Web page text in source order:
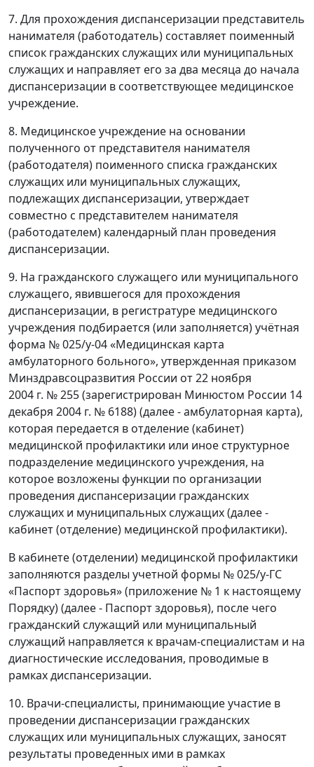
7. Для прохождения диспансеризации представитель
нанимателя (работодатель) составляет поименный
список гражданских служащих или муниципальных
служащих и направляет его за два месяца до начала
диспансеризации в соответствующее медицинское
учреждение.
8. Медицинское учреждение на основании
полученного от представителя нанимателя
(работодателя) поименного списка гражданских
служащих или муниципальных служащих,
подлежащих диспансеризации, утверждает
совместно с представителем нанимателя
(работодателем) календарный план проведения
диспансеризации.
9. На гражданского служащего или муниципального
служащего, явившегося для прохождения
диспансеризации, в регистратуре медицинского
учреждения подбирается (или заполняется) учётная
форма № 025/у-04 «Медицинская карта
амбулаторного больного», утвержденная приказом
Минздравсоцразвития России от 22 ноября
2004 г. № 255 (зарегистрирован Минюстом России 14
декабря 2004 г. № 6188) (далее - амбулаторная карта),
которая передается в отделение (кабинет)
медицинской профилактики или иное структурное
подразделение медицинского учреждения, на
которое возложены функции по организации
проведения диспансеризации гражданских
служащих и муниципальных служащих (далее -
кабинет (отделение) медицинской профилактики).
В кабинете (отделении) медицинской профилактики
заполняются разделы учетной формы № 025/у-ГС
«Паспорт здоровья» (приложение № 1 к настоящему
Порядку) (далее - Паспорт здоровья), после чего
гражданский служащий или муниципальный
служащий направляется к врачам-специалистам и на
диагностические исследования, проводимые в
рамках диспансеризации.
10. Врачи-специалисты, принимающие участие в
проведении диспансеризации гражданских
служащих или муниципальных служащих, заносят
результаты проведенных ими в рамках